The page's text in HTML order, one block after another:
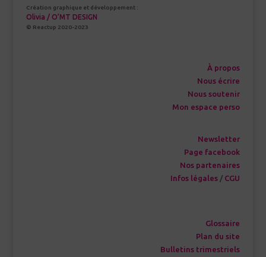
Création graphique et développement :
Olivia / O’MT DESIGN
© Reactup 2020-2023
À propos
Nous écrire
Nous soutenir
Mon espace perso
Newsletter
Page facebook
Nos partenaires
Infos légales / CGU
Glossaire
Plan du site
Bulletins trimestriels